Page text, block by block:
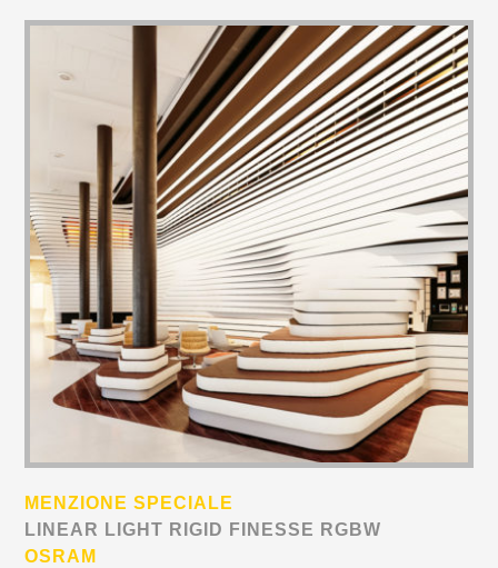
MENZIONE SPECIALE
LINEAR LIGHT RIGID FINESSE RGBW
OSRAM